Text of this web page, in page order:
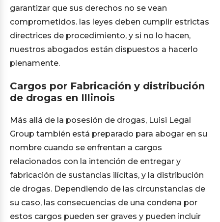
garantizar que sus derechos no se vean
comprometidos. las leyes deben cumplir estrictas
directrices de procedimiento, y si no lo hacen,
nuestros abogados están dispuestos a hacerlo
plenamente.
Cargos por Fabricación y distribución
de drogas en Illinois
Más allá de la posesión de drogas, Luisi Legal
Group también está preparado para abogar en su
nombre cuando se enfrentan a cargos
relacionados con la intención de entregar y
fabricación de sustancias ilícitas, y la distribución
de drogas. Dependiendo de las circunstancias de
su caso, las consecuencias de una condena por
estos cargos pueden ser graves y pueden incluir